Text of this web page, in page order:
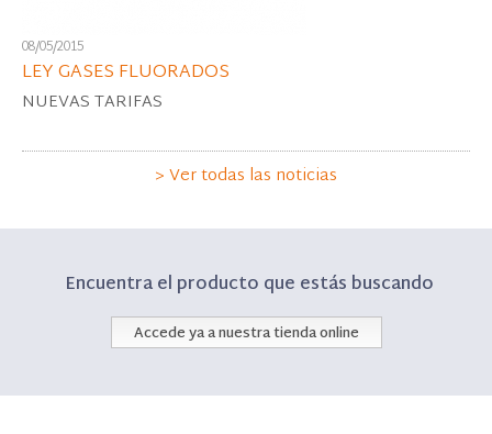
08/05/2015
LEY GASES FLUORADOS
NUEVAS TARIFAS
> Ver todas las noticias
Encuentra el producto que estás buscando
Accede ya a nuestra tienda online